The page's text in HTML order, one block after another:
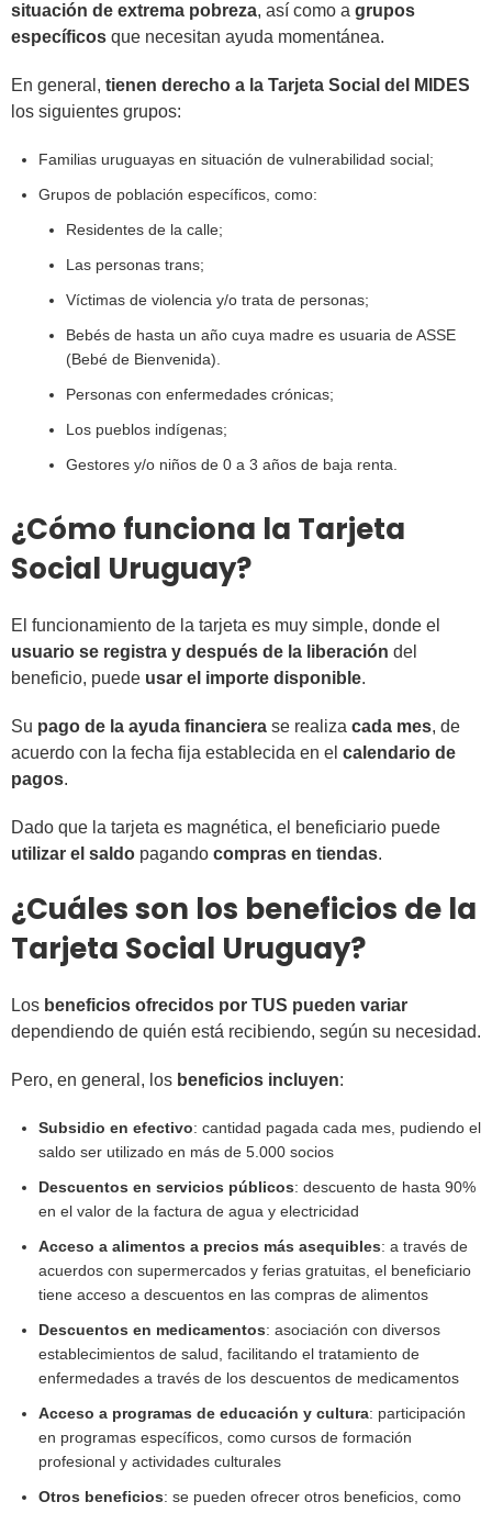
situación de extrema pobreza, así como a grupos
específicos que necesitan ayuda momentánea.
En general, tienen derecho a la Tarjeta Social del MIDES
los siguientes grupos:
Familias uruguayas en situación de vulnerabilidad social;
Grupos de población específicos, como:
Residentes de la calle;
Las personas trans;
Víctimas de violencia y/o trata de personas;
Bebés de hasta un año cuya madre es usuaria de ASSE
(Bebé de Bienvenida).
Personas con enfermedades crónicas;
Los pueblos indígenas;
Gestores y/o niños de 0 a 3 años de baja renta.
¿Cómo funciona la Tarjeta
Social Uruguay?
El funcionamiento de la tarjeta es muy simple, donde el
usuario se registra y después de la liberación del
beneficio, puede usar el importe disponible.
Su pago de la ayuda financiera se realiza cada mes, de
acuerdo con la fecha fija establecida en el calendario de
pagos.
Dado que la tarjeta es magnética, el beneficiario puede
utilizar el saldo pagando compras en tiendas.
¿Cuáles son los beneficios de la
Tarjeta Social Uruguay?
Los beneficios ofrecidos por TUS pueden variar
dependiendo de quién está recibiendo, según su necesidad.
Pero, en general, los beneficios incluyen:
Subsidio en efectivo: cantidad pagada cada mes, pudiendo el
saldo ser utilizado en más de 5.000 socios
Descuentos en servicios públicos: descuento de hasta 90%
en el valor de la factura de agua y electricidad
Acceso a alimentos a precios más asequibles: a través de
acuerdos con supermercados y ferias gratuitas, el beneficiario
tiene acceso a descuentos en las compras de alimentos
Descuentos en medicamentos: asociación con diversos
establecimientos de salud, facilitando el tratamiento de
enfermedades a través de los descuentos de medicamentos
Acceso a programas de educación y cultura: participación
en programas específicos, como cursos de formación
profesional y actividades culturales
Otros beneficios: se pueden ofrecer otros beneficios, como